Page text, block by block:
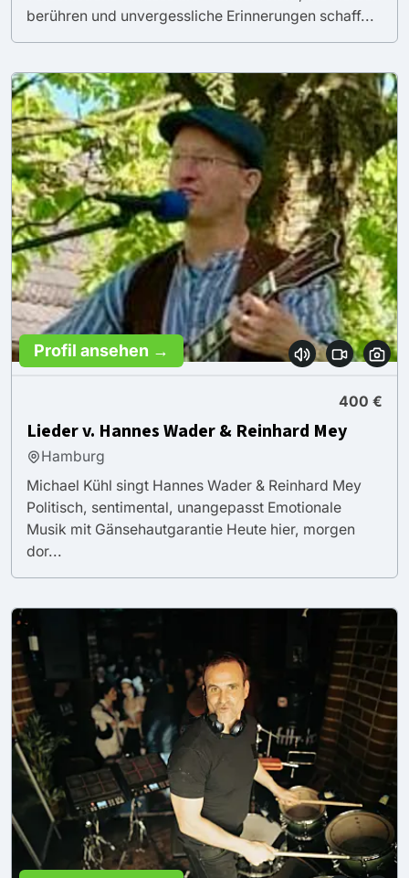
berühren und unvergessliche Erinnerungen schaff...
Profil ansehen →
400 €
Lieder v. Hannes Wader & Reinhard Mey
Hamburg
Michael Kühl singt Hannes Wader & Reinhard Mey
Politisch, sentimental, unangepasst Emotionale
Musik mit Gänsehautgarantie Heute hier, morgen
dor...